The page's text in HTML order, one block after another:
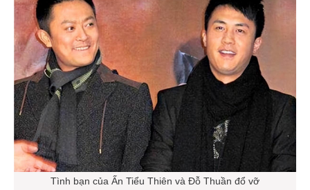
Tình bạn của Ấn Tiểu Thiên và Đỗ Thuần đổ vỡ